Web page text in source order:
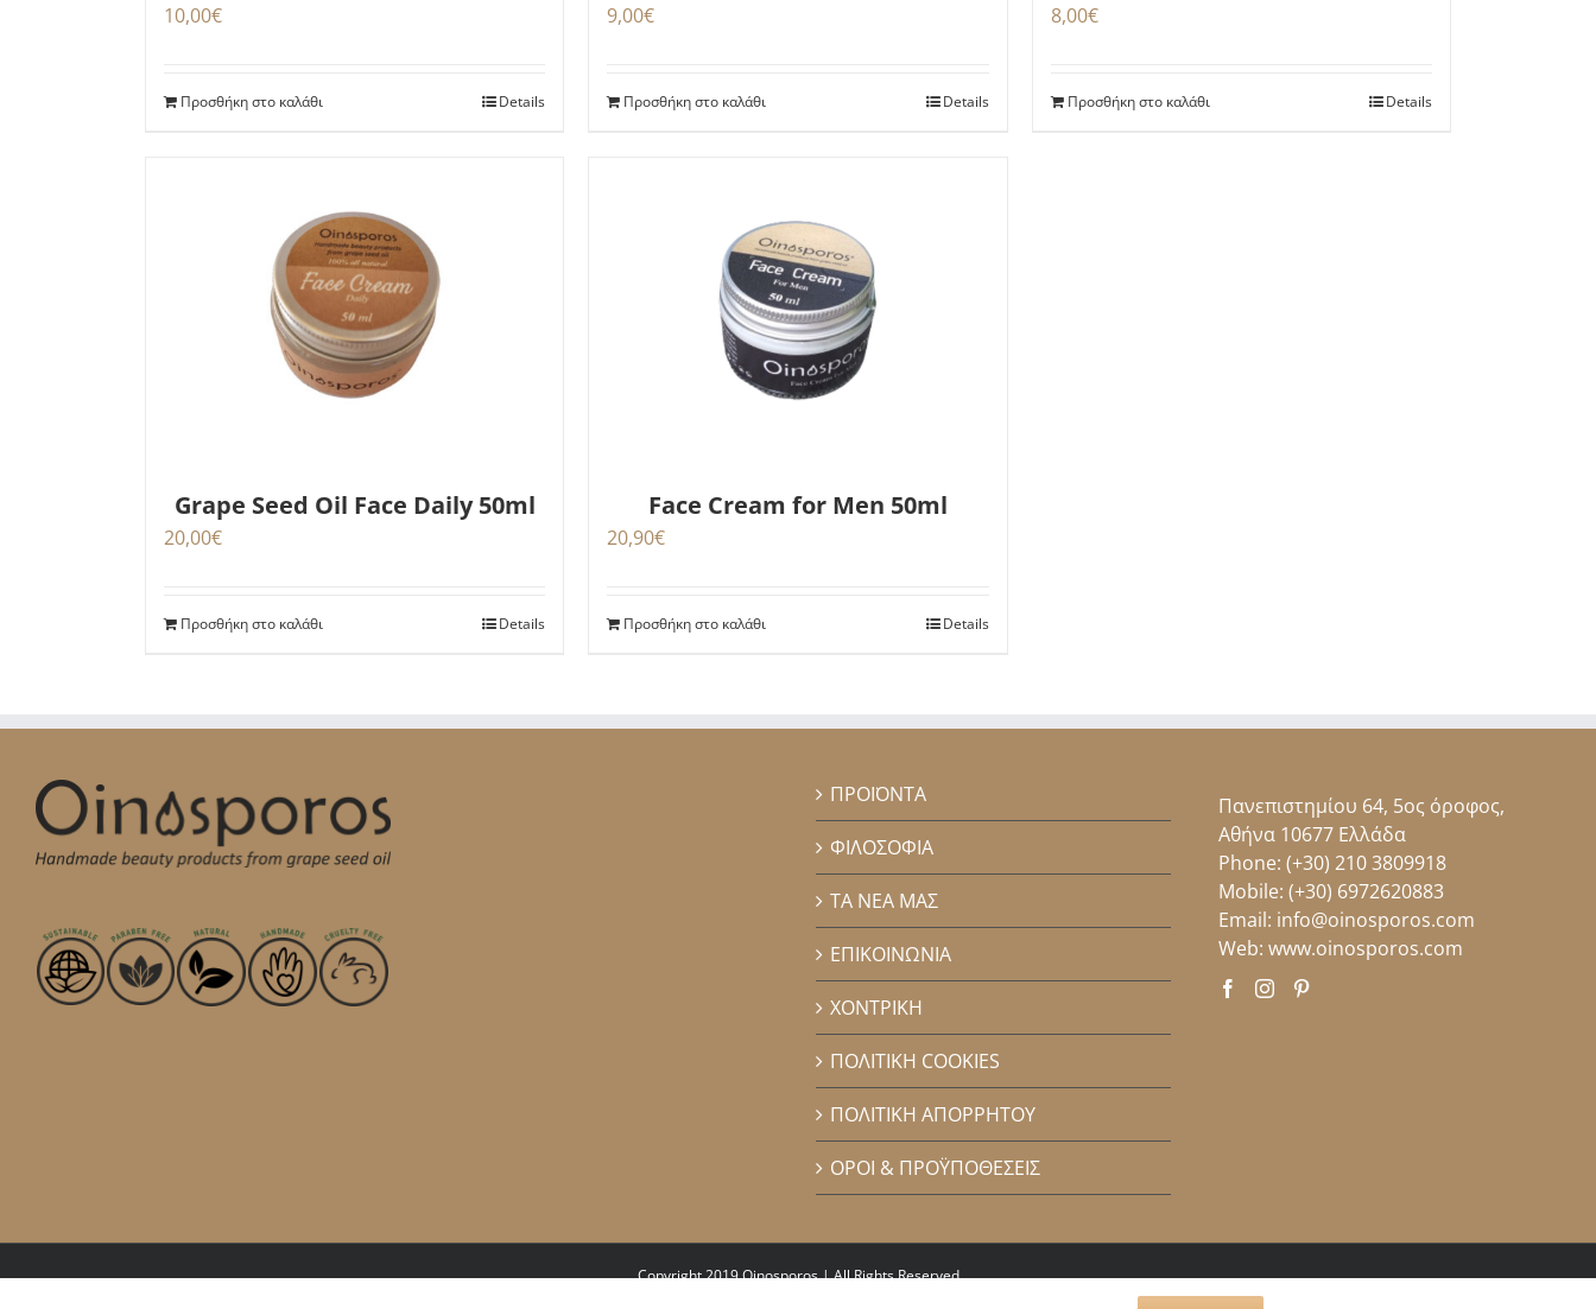
10,00€
Προσθήκη στο καλάθι Details
9,00€
Προσθήκη στο καλάθι Details
8,00€
Προσθήκη στο καλάθι Details
Grape Seed Oil Face Daily 50ml
20,00€
Προσθήκη στο καλάθι Details
Face Cream for Men 50ml
20,90€
Προσθήκη στο καλάθι Details
ΠΡΟΪΟΝΤΑ
ΦΙΛΟΣΟΦΙΑ
ΤΑ ΝΕΑ ΜΑΣ
ΕΠΙΚΟΙΝΩΝΙΑ
ΧΟΝΤΡΙΚΗ
ΠΟΛΙΤΙΚΗ COOKIES
ΠΟΛΙΤΙΚΗ ΑΠΟΡΡΗΤΟΥ
ΟΡΟΙ & ΠΡΟΫΠΟΘΕΣΕΙΣ
Πανεπιστημίου 64, 5ος όροφος,
Αθήνα 10677 Ελλάδα
Phone: (+30) 210 3809918
Mobile: (+30) 6972620883
Email: info@oinosporos.com
Web: www.oinosporos.com
Copyright 2019 Oinosporos | All Rights Reserved